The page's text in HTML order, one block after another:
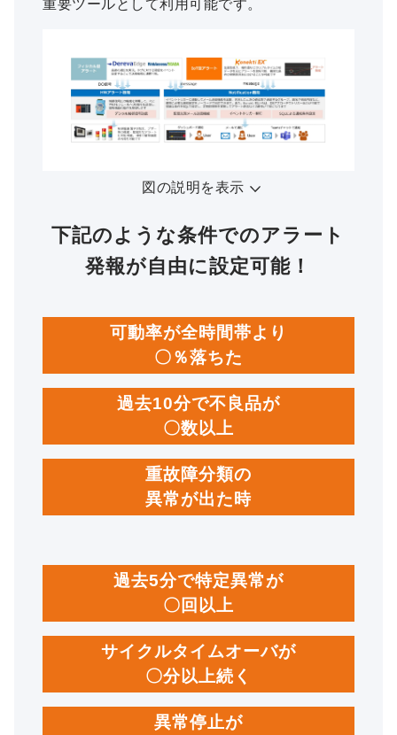
重要ツールとして利用可能です。
図の説明を表示
下記のような条件でのアラート
発報が自由に設定可能！
可動率が全時間帯より
〇％落ちた
過去10分で不良品が
〇数以上
重故障分類の
異常が出た時
過去5分で特定異常が
〇回以上
サイクルタイムオーバが
〇分以上続く
異常停止が